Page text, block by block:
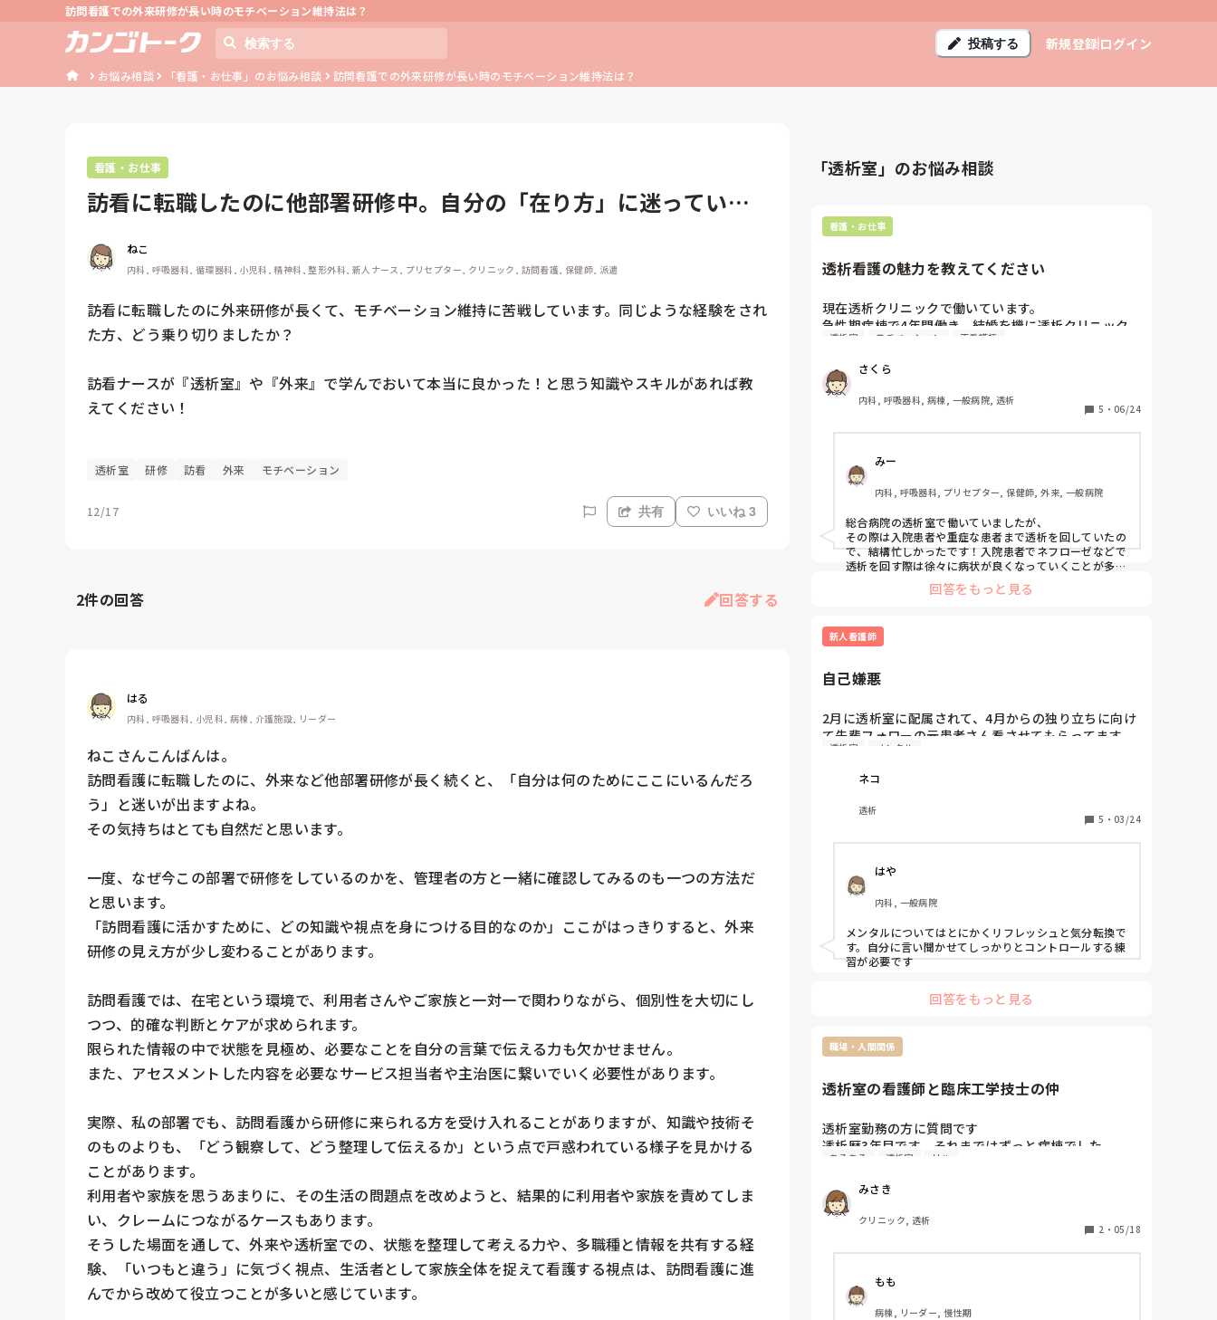
訪問看護での外来研修が長い時のモチベーション維持法は？
投稿する 新規登録ログイン
お悩み相談 「看護・お仕事」のお悩み相談 訪問看護での外来研修が長い時のモチベーション維持法は？
看護・お仕事
訪看に転職したのに他部署研修中。自分の「在り方」に迷っていま
ねこ
内科, 呼吸器科, 循環器科, 小児科, 精神科, 整形外科, 新人ナース, プリセプター, クリニック, 訪問看護, 保健師, 派遣
訪看に転職したのに外来研修が長くて、モチベーション維持に苦戦しています。同じような経験をされ
た方、どう乗り切りましたか？
訪看ナースが『透析室』や『外来』で学んでおいて本当に良かった！と思う知識やスキルがあれば教
えてください！
透析室 研修 訪看 外来 モチベーション
12/17 共有 いいね 3
2件の回答 回答する
はる
内科, 呼吸器科, 小児科, 病棟, 介護施設, リーダー
ねこさんこんばんは。
訪問看護に転職したのに、外来など他部署研修が長く続くと、「自分は何のためにここにいるんだろ
う」と迷いが出ますよね。
その気持ちはとても自然だと思います。
一度、なぜ今この部署で研修をしているのかを、管理者の方と一緒に確認してみるのも一つの方法だ
と思います。
「訪問看護に活かすために、どの知識や視点を身につける目的なのか」ここがはっきりすると、外来
研修の見え方が少し変わることがあります。
訪問看護では、在宅という環境で、利用者さんやご家族と一対一で関わりながら、個別性を大切にし
つつ、的確な判断とケアが求められます。
限られた情報の中で状態を見極め、必要なことを自分の言葉で伝える力も欠かせません。
また、アセスメントした内容を必要なサービス担当者や主治医に繋いでいく必要性があります。
実際、私の部署でも、訪問看護から研修に来られる方を受け入れることがありますが、知識や技術そ
のものよりも、「どう観察して、どう整理して伝えるか」という点で戸惑われている様子を見かける
ことがあります。
利用者や家族を思うあまりに、その生活の問題点を改めようと、結果的に利用者や家族を責めてしま
い、クレームにつながるケースもあります。
そうした場面を通して、外来や透析室での、状態を整理して考える力や、多職種と情報を共有する経
験、「いつもと違う」に気づく視点、生活者として家族全体を捉えて看護する視点は、訪問看護に進
んでから改めて役立つことが多いと感じています。
「透析室」のお悩み相談
看護・お仕事
透析看護の魅力を教えてください
現在透析クリニックで働いています。
急性期病棟で4年間働き、結婚を機に透析クリニック
に転職、2年が経ちました。
透析に興味があり、また家からも通いやすいという理
由で透析の分野に転職しましたが、私には合わず、最
近辞めたいという気持ちが強くなっています。
理由としては
・患者さんの変化があまりない
・オープンフロアの環境
・穿刺がストレス
・患者との距離が近すぎる
などがあります。以前急性期で働いていたこともあ
り、忙しく働くのが好きなのと、患者さんの病状が良
くなっていくことにやりがいを感じていたため、透析
看護に物足りなさを感じています。
最低3年間は透析を続けたいと思っていますが、最近
をするのが申し訳なく感じてしまいます。
透析室の看護師は長く続けている人が多いと聞きます
が、透析室で働いたことのある方、透析の魅力を教え
透析室 モチベーション 正看護師
さくら
内科, 呼吸器科, 病棟, 一般病院, 透析
5 ・ 06/24
みー
内科, 呼吸器科, プリセプター, 保健師, 外来, 一般病院
総合病院の透析室で働いていましたが、
その際は入院患者や重症な患者まで透析を回していたの
で、結構忙しかったです！入院患者でネフローゼなどで
透析を回す際は徐々に病状が良くなっていくことが多い
ですが、透析に通っている患者は状態が良くなることは
クリニックではなく総合病院の透析室などはオススメで
す！
に、食事内容など少しずつ変えてくれるようになったと
回答をもっと見る
新人看護師
自己嫌悪
2月に透析室に配属されて、4月からの独り立ちに向け
て先輩フォローの元患者さん看させてもらってます。
同じミスを繰り返したり、同じことを指摘されたりで
メンタルの立て直し、どうしたらいいでしょうか…？
4月から1人でやっていけるのか不安しかありません。
アセスメントも弱く、何をどうしたらいいのかわかり
ません。穿刺も上手くいかないことが増えました。
透析室 メンタル
ネコ
透析
5 ・ 03/24
はや
内科, 一般病院
メンタルについてはとにかくリフレッシュと気分転換で
す。自分に言い聞かせてしっかりとコントロールする練
習が必要です
回答をもっと見る
職場・人間関係
透析室の看護師と臨床工学技士の仲
透析室勤務の方に質問です
透析歴3年目です。それまではずっと病棟でした。
病棟ではリハさんと協力しながら、まさにチームで働
臨床工学技士さん、うちのクリニックは8人くらいい
ます。ナースは6人。看護師と臨床工学技士でバチバ
チで😭フロア内で2つの派閥があるような雰囲気。
透析室あるあるなんでしょうか？
ん。みなさまのところはどうですか？
あるある 透析室 リハ
みさき
クリニック, 透析
2 ・ 05/18
もも
病棟, リーダー, 慢性期